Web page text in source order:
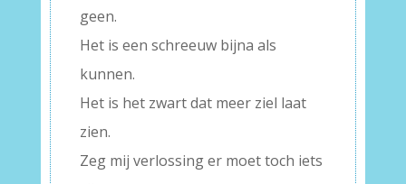
geen.
Het is een schreeuw bijna als
kunnen.
Het is het zwart dat meer ziel laat
zien.
Zeg mij verlossing er moet toch iets